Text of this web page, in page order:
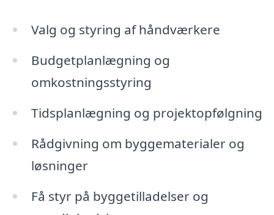
Valg og styring af håndværkere
Budgetplanlægning og
omkostningsstyring
Tidsplanlægning og projektopfølgning
Rådgivning om byggematerialer og
løsninger
Få styr på byggetilladelser og